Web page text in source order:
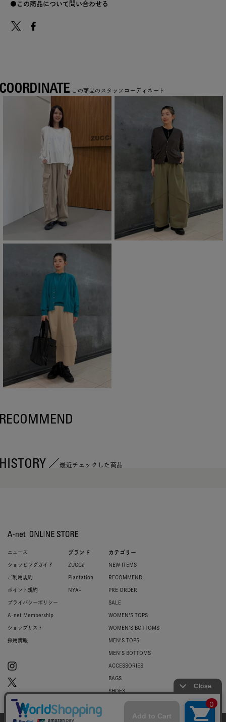
この商品について問い合わせる
この商品のスタッフコーディネート
最近チェックした商品
ニュース
ショッピングガイド
ご利用規約
ポイント規約
プライバシーポリシー
A-net Membership
ショップリスト
採用情報
ブランド
ZUCCa
Plantation
NYA-
カテゴリー
NEW ITEMS
RECOMMEND
PRE ORDER
SALE
WOMEN'S TOPS
WOMEN'S BOTTOMS
MEN'S TOPS
MEN'S BOTTOMS
ACCESSORIES
BAGS
SHOES
ZUCCa LOGO